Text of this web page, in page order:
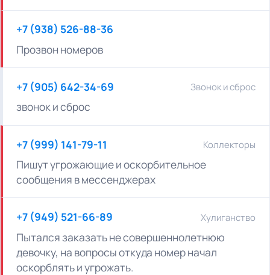
+7 (938) 526-88-36
Прозвон номеров
+7 (905) 642-34-69 Звонок и сброс
звонок и сброс
+7 (999) 141-79-11 Коллекторы
Пишут угрожающие и оскорбительное
сообщения в мессенджерах
+7 (949) 521-66-89 Хулиганство
Пытался заказать не совершеннолетнюю
девочку, на вопросы откуда номер начал
оскорблять и угрожать.